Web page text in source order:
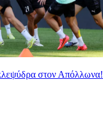
στον Απόλλωνα!